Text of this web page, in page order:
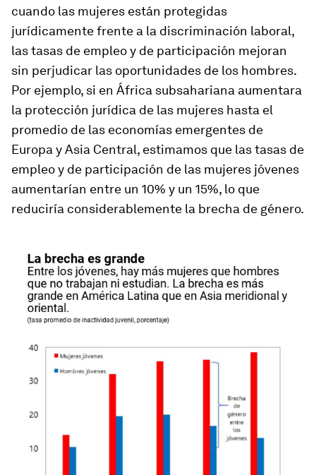
cuando las mujeres están protegidas
jurídicamente frente a la discriminación laboral,
las tasas de empleo y de participación mejoran
sin perjudicar las oportunidades de los hombres.
Por ejemplo, si en África subsahariana aumentara
la protección jurídica de las mujeres hasta el
promedio de las economías emergentes de
Europa y Asia Central, estimamos que las tasas de
empleo y de participación de las mujeres jóvenes
aumentarían entre un 10% y un 15%, lo que
reduciría considerablemente la brecha de género.